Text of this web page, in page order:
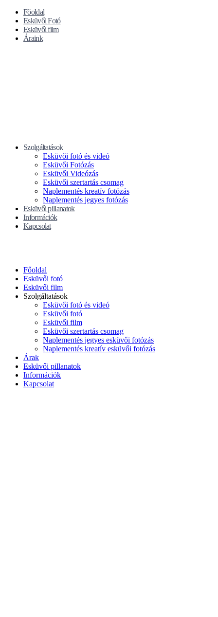
Főoldal
Esküvői Fotó
Esküvői film
Áraink
Szolgáltatások
Esküvői fotó és videó
Esküvői Fotózás
Esküvői Videózás
Esküvői szertartás csomag
Naplementés kreatív fotózás
Naplementés jegyes fotózás
Esküvői pillanatok
Információk
Kapcsolat
Főoldal
Esküvői fotó
Esküvői film
Szolgáltatások
Esküvői fotó és videó
Esküvői fotó
Esküvői film
Esküvői szertartás csomag
Naplementés jegyes esküvői fotózás
Naplementés kreatív esküvői fotózás
Árak
Esküvői pillanatok
Információk
Kapcsolat